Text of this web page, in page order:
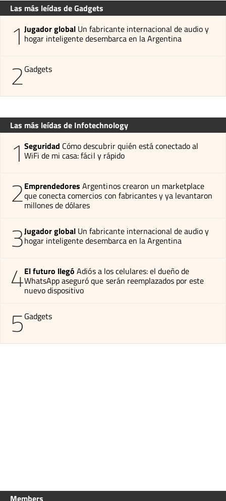
Las más leídas de Gadgets
1 Jugador global Un fabricante internacional de audio y
hogar inteligente desembarca en la Argentina
2Gadgets
Las más leídas de Infotechnology
1 Seguridad Cómo descubrir quién está conectado al
WiFi de mi casa: fácil y rápido
2Emprendedores Argentinos crearon un marketplace
que conecta comercios con fabricantes y ya levantaron
millones de dólares
3Jugador global Un fabricante internacional de audio y
hogar inteligente desembarca en la Argentina
4El futuro llegó Adiós a los celulares: el dueño de
WhatsApp aseguró que serán reemplazados por este
nuevo dispositivo
5Gadgets
Members